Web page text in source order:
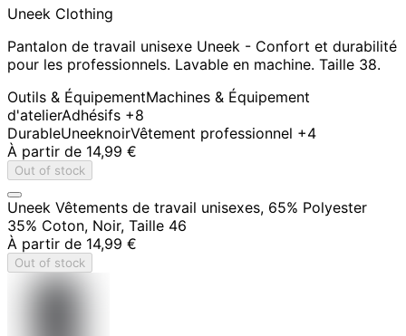
Uneek Clothing
Pantalon de travail unisexe Uneek - Confort et durabilité
pour les professionnels. Lavable en machine. Taille 38.
Outils & ÉquipementMachines & Équipement
d'atelierAdhésifs +8
DurableUneeknoirVêtement professionnel +4
À partir de 14,99 €
Out of stock
Uneek Vêtements de travail unisexes, 65% Polyester
35% Coton, Noir, Taille 46
À partir de 14,99 €
Out of stock